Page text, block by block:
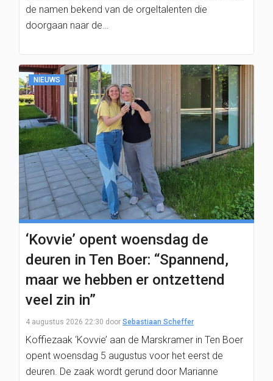
de namen bekend van de orgeltalenten die
doorgaan naar de…
NIEUWS
‘Kovvie’ opent woensdag de
deuren in Ten Boer: “Spannend,
maar we hebben er ontzettend
veel zin in”
4 augustus 2026 22:30 door Sebastiaan Scheffer
Koffiezaak ‘Kovvie’ aan de Marskramer in Ten Boer
opent woensdag 5 augustus voor het eerst de
deuren. De zaak wordt gerund door Marianne